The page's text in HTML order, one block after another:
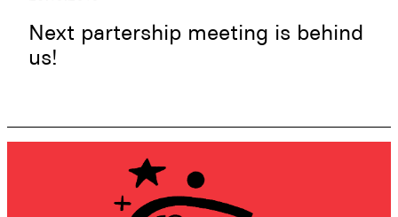
Wspieraj nas
Oferta
Next partership meeting is behind
us!